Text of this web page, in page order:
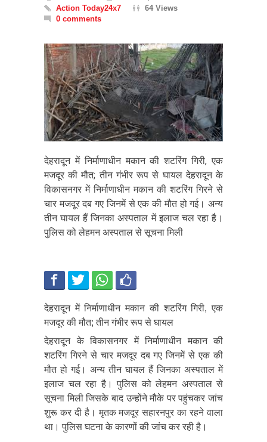
Action Today24x7
64 Views
0 comments
देहरादून में निर्माणाधीन मकान की शटरिंग गिरी, एक
मजदूर की मौत; तीन गंभीर रूप से घायल देहरादून के
विकासनगर में निर्माणाधीन मकान की शटरिंग गिरने से
चार मजदूर दब गए जिनमें से एक की मौत हो गई। अन्य
तीन घायल हैं जिनका अस्पताल में इलाज चल रहा है।
पुलिस को लेहमन अस्पताल से सूचना मिली
देहरादून में निर्माणाधीन मकान की शटरिंग गिरी, एक
मजदूर की मौत; तीन गंभीर रूप से घायल
देहरादून के विकासनगर में निर्माणाधीन मकान की
शटरिंग गिरने से चार मजदूर दब गए जिनमें से एक की
मौत हो गई। अन्य तीन घायल हैं जिनका अस्पताल में
इलाज चल रहा है। पुलिस को लेहमन अस्पताल से
सूचना मिली जिसके बाद उन्होंने मौके पर पहुंचकर जांच
शुरू कर दी है। मृतक मजदूर सहारनपुर का रहने वाला
था। पुलिस घटना के कारणों की जांच कर रही है।